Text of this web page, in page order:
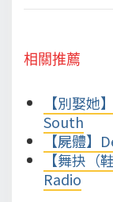
相關推薦
【別娶
South
【屍體】
【舞抉（
Radio